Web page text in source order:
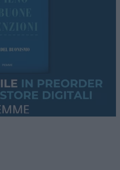
Memorandum
dell’Iran
[will make